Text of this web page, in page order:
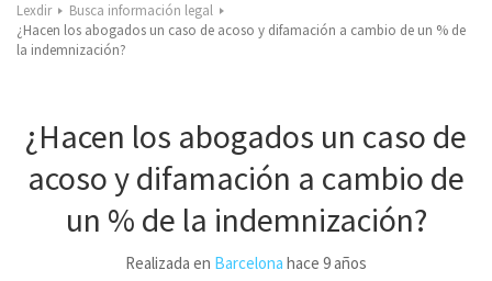
Lexdir
Busca información legal
¿Hacen los abogados un caso de acoso y difamación a cambio de un % de
la indemnización?
¿Hacen los abogados un caso de
acoso y difamación a cambio de
un % de la indemnización?
Realizada en Barcelona hace 9 años